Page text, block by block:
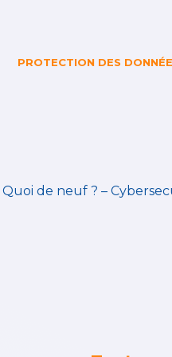
PROTECTION DES
Quoi de neuf ? –